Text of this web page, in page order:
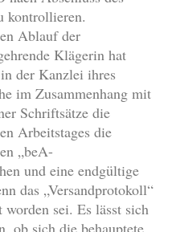
kontrollieren.
Ablauf der
Klägerin hat
der Kanzlei ihres
im Zusammenhang mit
Schriftsätze die
Arbeitstages die
„beA-
und eine endgültige
das „Versandprotokoll“
sei. Es lässt sich